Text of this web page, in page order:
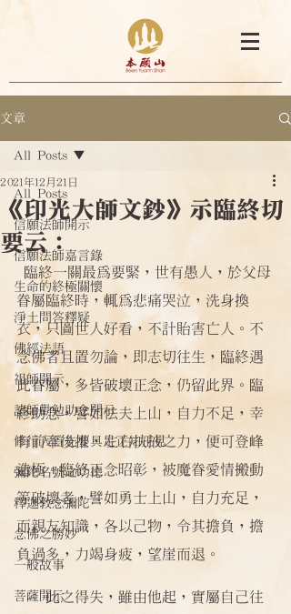
文章
All Posts
信願法師開示
信願法師嘉言錄
生命的終極關懷
淨土問答釋疑
佛經法語
祖師開示
諸師勸勉助念開示
修行人首先要具足正知正見
彌陀名號之功德
釋迦教念彌陀
念佛之勝妙
一般故事
菩薩開示
All Posts
《印光大師文鈔》示臨終切
要云：
2021年12月21日
眷屬臨終時，輒為悲痛哭泣，洗身換
衣，只圖世人好看，不計貽害亡人。不
念佛者且置勿論，即志切往生，臨終遇
此眷屬，多皆破壞正念，仍留此界。臨
終助念，譬如怯夫上山，自力不足，幸
有前牽後推，左右扶掖之力，便可登峰
造極。臨終正念昭彰，被魔眷愛情搬動
等破壞者，譬如勇士上山，自力充足，
而親友知識，各以己物，令其擔負，擔
負過多，力竭身疲，望崖而退。
    此之得失，雖由他起，實屬自己往